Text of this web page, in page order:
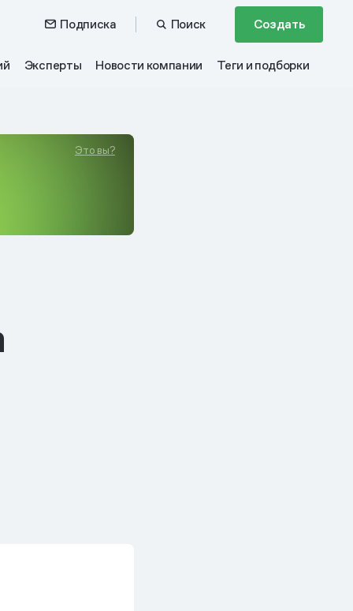
Подписка Поиск Создать
Эксперты Новости компании Теги и подборки
Это вы?